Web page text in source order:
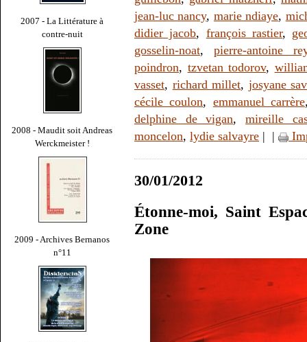
2007 - La Littérature à
contre-nuit
2008 - Maudit soit Andreas
Werckmeister !
2009 - Archives Bernanos
n°11
jean-luc nancy, marie ndiaye,
didier jacob, françois rastier,
gosselin-noat, pierre-antoine
poindron, tzvetan todorov,
vasset, richard millet, josyane
cécile coulon, emmanuel carrère
delphine de vigan,mireille
moncelon, lydie salvayre | |
30/01/2012
Étonne-moi, Saint
Zone